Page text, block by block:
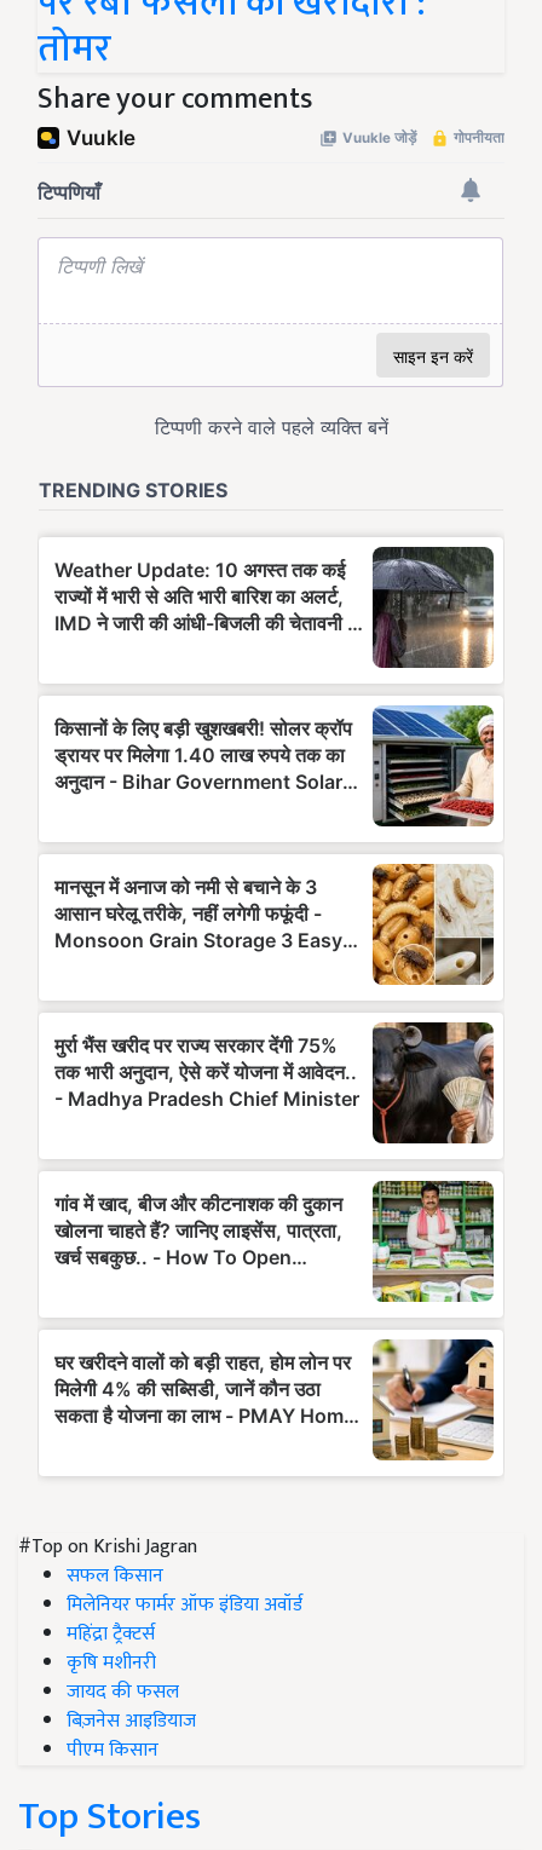
तोमर
Share your comments
#Top on Krishi Jagran
सफल किसान
मिलेनियर फार्मर ऑफ इंडिया अवॉर्ड
महिंद्रा ट्रैक्टर्स
कृषि मशीनरी
जायद की फसल
बिज़नेस आइडियाज
पीएम किसान
Top Stories